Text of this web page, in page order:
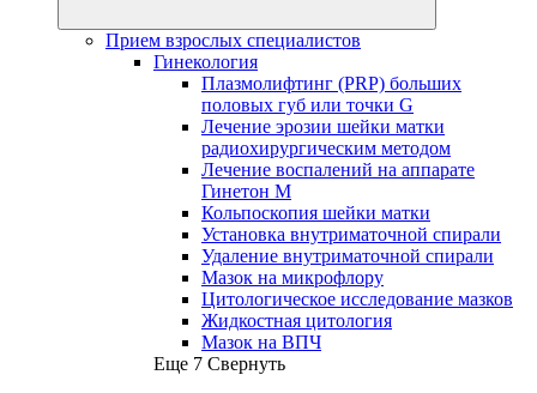
Прием взрослых специалистов
Гинекология
Плазмолифтинг (PRP) больших
половых губ или точки G
Лечение эрозии шейки матки
радиохирургическим методом
Лечение воспалений на аппарате
Гинетон М
Кольпоскопия шейки матки
Установка внутриматочной спирали
Удаление внутриматочной спирали
Мазок на микрофлору
Цитологическое исследование мазков
Жидкостная цитология
Мазок на ВПЧ
Еще 7 Свернуть